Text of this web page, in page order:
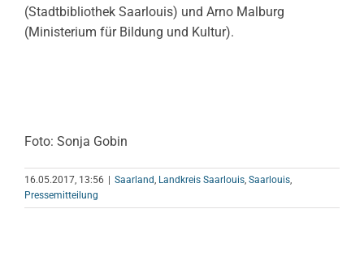
(Stadtbibliothek Saarlouis) und Arno Malburg
(Ministerium für Bildung und Kultur).
Foto: Sonja Gobin
16.05.2017, 13:56 | Saarland, Landkreis Saarlouis, Saarlouis,
Pressemitteilung